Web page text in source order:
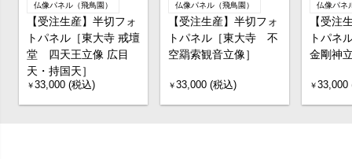
仏像パネル（飛鳥園）
【受注生産】半切フォ
トパネル［東大寺 戒壇
堂 四天王立像 広目
天・持国天］
￥33,000 (税込)
仏像パネル（飛鳥園）
【受注生産】半切フォ
トパネル［東大寺 不
空羂索観音立像］
￥33,000 (税込)
仏像パネ
【受注
トパネ
金剛神
￥33,000